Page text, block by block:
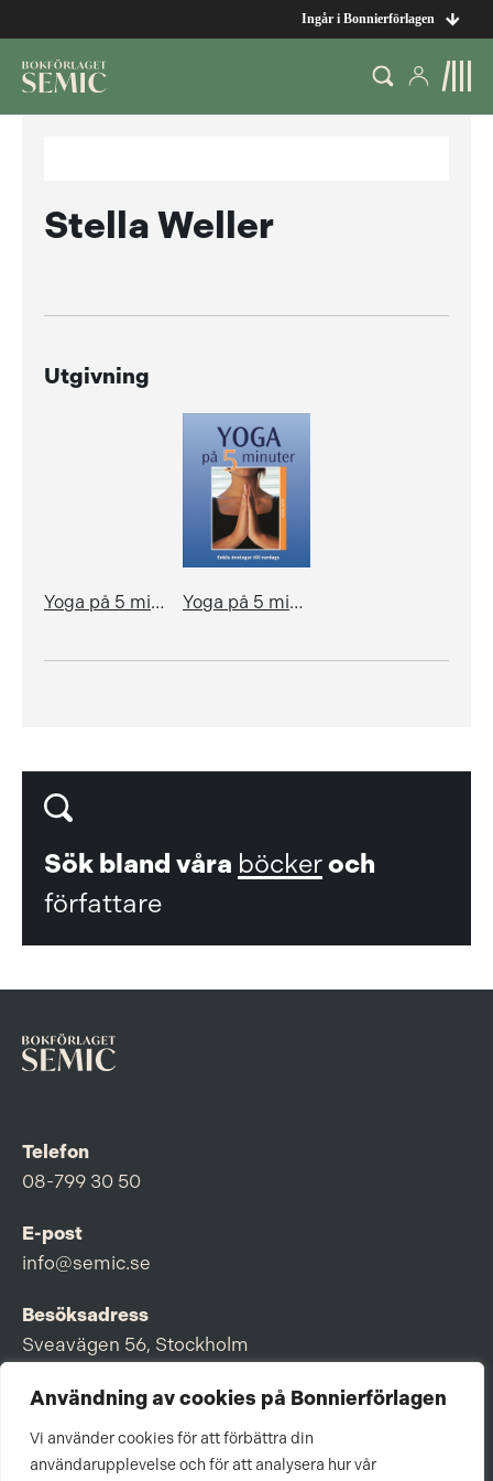
Användning av cookies på Bonnierförlagen
Vi använder cookies för att förbättra din
användarupplevelse och för att analysera hur vår
Ingår i Bonnierförlagen
Stella Weller
Utgivning
Yoga på 5 minuter Yoga på 5 minuter
Sök bland våra böckeroch
författare
Telefon
08-799 30 50
E-post
info@semic.se
Besöksadress
Sveavägen 56, Stockholm
Postadress
Box 3159, 103 63 Stockholm